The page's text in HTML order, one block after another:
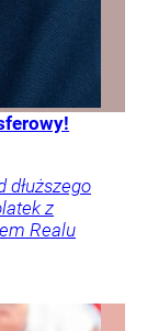
dłuższego
z
Realu